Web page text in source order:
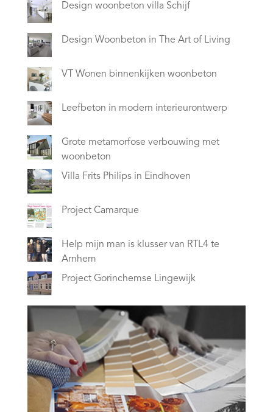
Design woonbeton villa Schijf
Design Woonbeton in The Art of Living
VT Wonen binnenkijken woonbeton
Leefbeton in modern interieurontwerp
Grote metamorfose verbouwing met
woonbeton
Villa Frits Philips in Eindhoven
Project Camarque
Help mijn man is klusser van RTL4 te
Arnhem
Project Gorinchemse Lingewijk